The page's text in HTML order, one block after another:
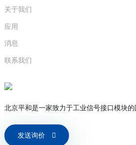
关于我们
应用
消息
联系我们
北京平和是一家致力于工业信号接口模块的
发送询价